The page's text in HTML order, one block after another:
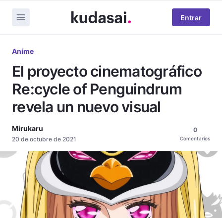
Entrar
Anime
El proyecto cinematográfico
Re:cycle of Penguindrum
revela un nuevo visual
Mirukaru
20 de octubre de 2021
0
Comentarios